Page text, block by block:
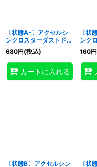
〔状態A-〕アクセルシ
ンクロスターダストドラ
ゴン【プリズマティック
シークレット】{HC01-
JP022}《シンクロ》
680円(税込)
カートに入れる
〔状
ンク
ゴン
クロ
160円
〔状態B〕アクセルシン
〔状